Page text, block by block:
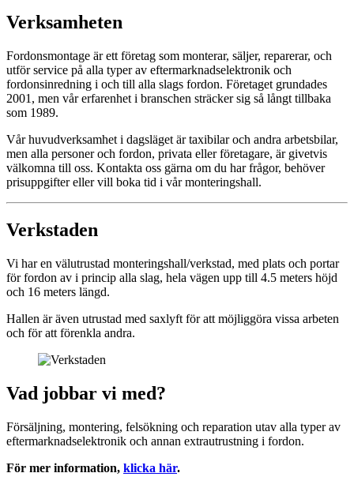
Verksamheten
Fordonsmontage är ett företag som monterar, säljer, reparerar, och
utför service på alla typer av eftermarknadselektronik och
fordonsinredning i och till alla slags fordon. Företaget grundades
2001, men vår erfarenhet i branschen sträcker sig så långt tillbaka
som 1989.
Vår huvudverksamhet i dagsläget är taxibilar och andra arbetsbilar,
men alla personer och fordon, privata eller företagare, är givetvis
välkomna till oss. Kontakta oss gärna om du har frågor, behöver
prisuppgifter eller vill boka tid i vår monteringshall.
Verkstaden
Vi har en välutrustad monteringshall/verkstad, med plats och portar
för fordon av i princip alla slag, hela vägen upp till 4.5 meters höjd
och 16 meters längd.
Hallen är även utrustad med saxlyft för att möjliggöra vissa arbeten
och för att förenkla andra.
Vad jobbar vi med?
Försäljning, montering, felsökning och reparation utav alla typer av
eftermarknadselektronik och annan extrautrustning i fordon.
För mer information, klicka här.